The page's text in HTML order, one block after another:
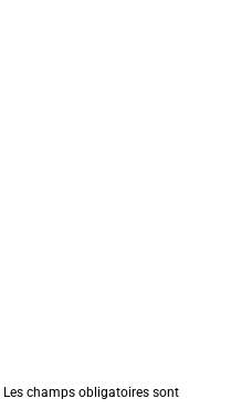
Les champs obligatoires sont